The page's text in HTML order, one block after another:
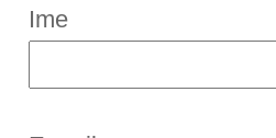
Ime